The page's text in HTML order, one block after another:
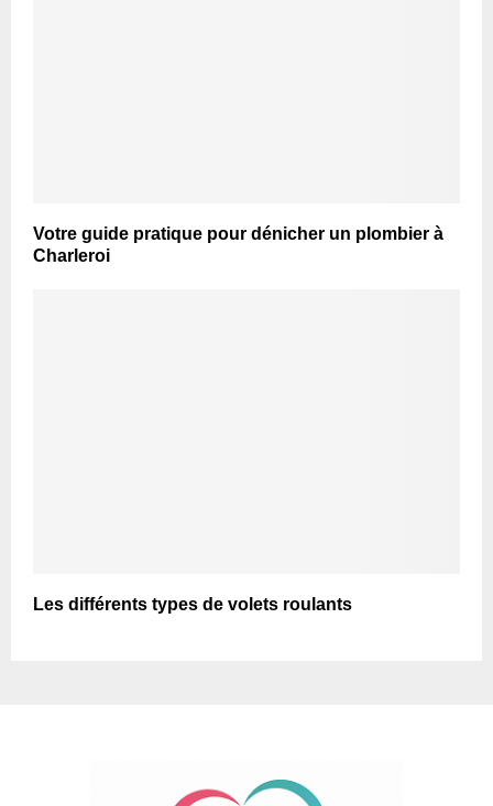
Votre guide pratique pour dénicher un plombier à
Charleroi
Les différents types de volets roulants